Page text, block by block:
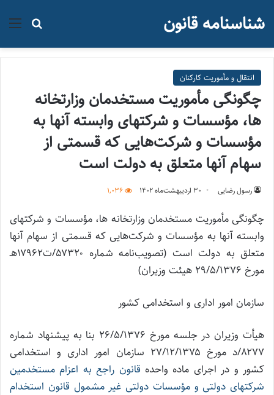
جستجو شناسنامه قانون
انتقال و مأموریت کارکنان
چگونگی مأموریت مستخدمان وزارتخانه
ها، مؤسسات و شرکتهای وابسته آنها به
مؤسسات و شرکت‌هایی که قسمتی از
سهام آنها متعلق به دولت است
رسول رضایی ۳۰ اردیبهشت‌ماه ۱۴۰۲ 1,036
چگونگی مأموریت مستخدمان وزارتخانه ها، مؤسسات و شرکتهای
وابسته آنها به مؤسسات و شرکت‌هایی که قسمتی از سهام آنها
متعلق به دولت است (تصویب‌نامه شماره ۵۷۳۲۰/ت۱۷۹۶۲هـ
مورخ ۲۹/۵/۱۳۷۶ هیئت وزیران)
سازمان امور اداری و استخدامی کشور
هیأت وزیران در جلسه مورخ ۲۶/۵/۱۳۷۶ بنا به پیشنهاد شماره
۸۲۷۷/د مورخ ۲۷/۱۲/۱۳۷۵ سازمان امور اداری و استخدامی
کشور و در اجرای ماده واحده قانون راجع به اعزام مستخدمین
شرکتهای دولتی و مؤسسات دولتی غیر مشمول قانون استخدام